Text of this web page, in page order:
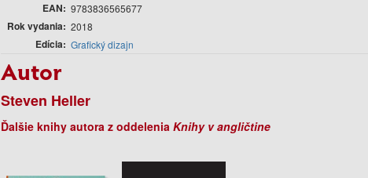
EAN 9783836565677
Rok vydania 2018
Edícia Grafický dizajn
Autor
Steven Heller
Ďalšie knihy autora z oddelenia Knihy v angličtine